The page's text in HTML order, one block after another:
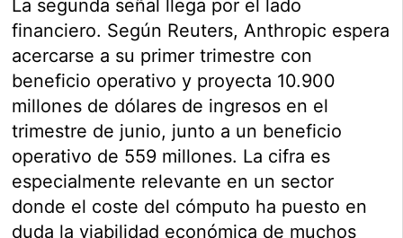
La segunda señal llega por el lado
financiero. Según Reuters, Anthropic espera
acercarse a su primer trimestre con
beneficio operativo y proyecta 10.900
millones de dólares de ingresos en el
trimestre de junio, junto a un beneficio
operativo de 559 millones. La cifra es
especialmente relevante en un sector
donde el coste del cómputo ha puesto en
duda la viabilidad económica de muchos